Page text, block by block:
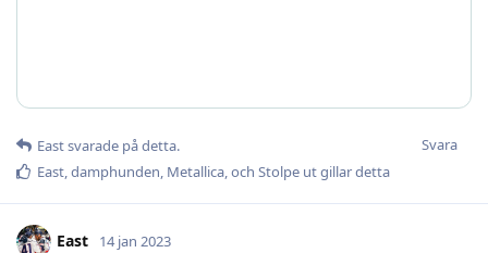
Svara
Eastsvarade på detta.
East,damphunden, Metallica, och Stolpe utgillar detta
East 14 jan 2023